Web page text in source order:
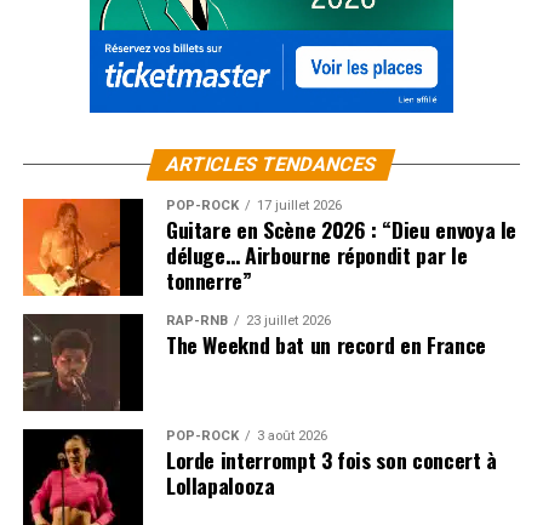
ARTICLES TENDANCES
POP-ROCK 17 juillet 2026
Guitare en Scène 2026 : “Dieu envoya le
déluge… Airbourne répondit par le
tonnerre”
RAP-RNB 23 juillet 2026
The Weeknd bat un record en France
POP-ROCK 3 août 2026
Lorde interrompt 3 fois son concert à
Lollapalooza